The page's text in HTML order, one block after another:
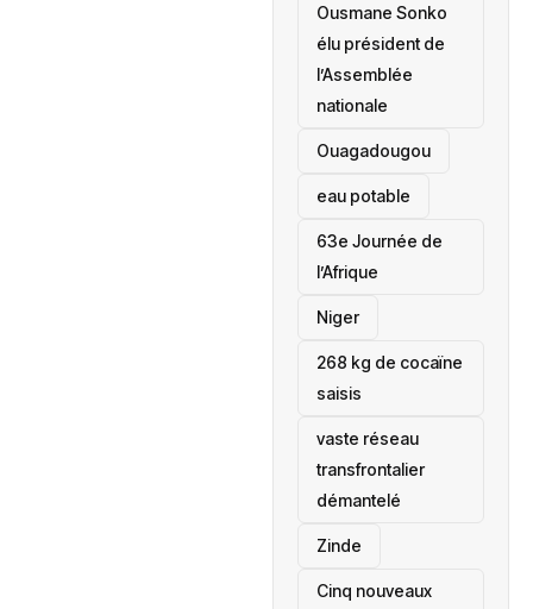
Ousmane Sonko
élu président de
l’Assemblée
nationale
‎Ouagadougou
eau potable
63e Journée de
l’Afrique
‎Niger
268 kg de cocaïne
saisis
vaste réseau
transfrontalier
démantelé
Zinde
Cinq nouveaux